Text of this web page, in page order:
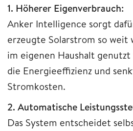
1. Höherer Eigenverbrauch:
Anker Intelligence sorgt
erzeugte Solarstrom so
im eigenen Haushalt
die Energieeffizienz und
Stromkosten.
2. Automatische
Das System entscheidet